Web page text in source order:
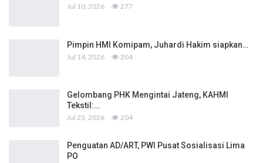
Jul 10, 2026 277
Pimpin HMI Komipam, Juhardi Hakim siapkan…
Jul 14, 2026 204
Gelombang PHK Mengintai Jateng, KAHMI
Tekstil:…
Jul 23, 2026 204
Penguatan AD/ART, PWI Pusat Sosialisasi Lima
PO